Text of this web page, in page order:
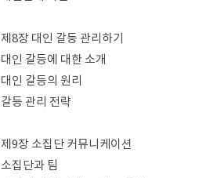
제8장 대인 갈등 관리하기
대인 갈등에 대한 소개
대인 갈등의 원리
갈등 관리 전략
제9장 소집단 커뮤니케이션
소집단과 팀